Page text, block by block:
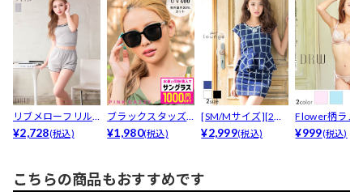
リブメローフリル
キャミソール&...
¥2,728(税込)
ブラックスタッズ
サングラス
¥1,980(税込)
[SM/Mサイズ][2ピ
ース]バイカラ...
¥2,999(税込)
Flower柄ラメ
ライプシフォ
¥999(税込)
こちらの商品もおすすめです